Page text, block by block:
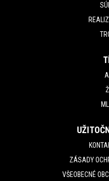
ZÁSADY
VŠEOBECNÉ